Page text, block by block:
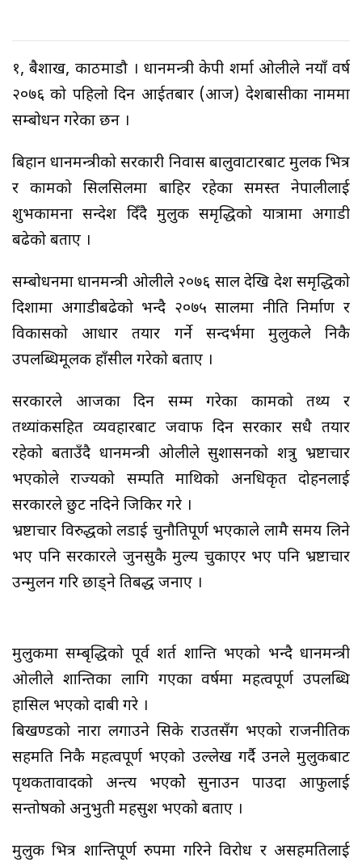
१, बैशाख, काठमाडौ । प्रधानमन्त्री केपी शर्मा ओलीले नयाँ वर्ष
२०७६ को पहिलो दिन आईतबार (आज) देशबासीका नाममा
सम्बोधन गरेका छन ।
बिहान प्रधानमन्त्रीको सरकारी निवास बालुवाटारबाट मुलक भित्र
र कामको सिलसिलमा बाहिर रहेका समस्त नेपालीलाई
शुभकामना सन्देश दिँदै मुलुक समृद्धिको यात्रामा अगाडी
बढेको बताए ।
सम्बोधनमा प्रधानमन्त्री ओलीले २०७६ साल देखि देश समृद्धिको
दिशामा अगाडीबढेको भन्दै २०७५ सालमा नीति निर्माण र
विकासको आधार तयार गर्ने सन्दर्भमा मुलुकले निकै
उपलब्धिमूलक हाँसील गरेको बताए ।
सरकारले आजका दिन सम्म गरेका कामको तथ्य र
तथ्यांकसहित व्यवहारबाट जवाफ दिन सरकार सधै तयार
रहेको बताउँदै प्रधानमन्त्री ओलीले सुशासनको शत्रु भ्रष्टाचार
भएकोले राज्यको सम्पति माथिको अनधिकृत दोहनलाई
सरकारले छुट नदिने जिकिर गरे ।
भ्रष्टाचार विरुद्धको लडाई चुनौतिपूर्ण भएकाले लामै समय लिने
भए पनि सरकारले जुनसुकै मुल्य चुकाएर भए पनि भ्रष्टाचार
उन्मुलन गरि छाड्ने प्रतिबद्ध जनाए ।
मुलुकमा सम्बृद्धिको पूर्व शर्त शान्ति भएको भन्दै प्रधानमन्त्री
ओलीले शान्तिका लागि गएका वर्षमा महत्वपूर्ण उपलब्धि
हासिल भएको दाबी गरे ।
बिखण्डको नारा लगाउने सिके राउतसँग भएको राजनीतिक
सहमति निकै महत्वपूर्ण भएको उल्लेख गर्दै उनले मुलुकबाट
पृथकतावादको अन्त्य भएकोे सुनाउन पाउदा आफुलाई
सन्तोषको अनुभुती महसुश भएको बताए ।
मुलुक भित्र शान्तिपूर्ण रुपमा गरिने विरोध र असहमतिलाई